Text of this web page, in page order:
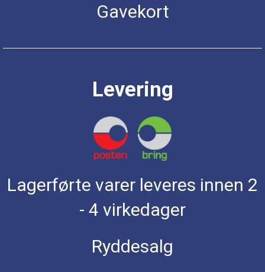
Gavekort
Levering
Lagerførte varer leveres innen 2
- 4 virkedager
Ryddesalg